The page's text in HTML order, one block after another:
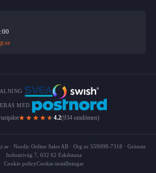
MED
★★★★ ★ 4.2(934 omdömen)
· Nordic Online Sales AB · Org.nr 559098-7318 · Grönsta
Industriväg 7, 632 62 Eskilstuna
Cookie policyCookie-inställningar